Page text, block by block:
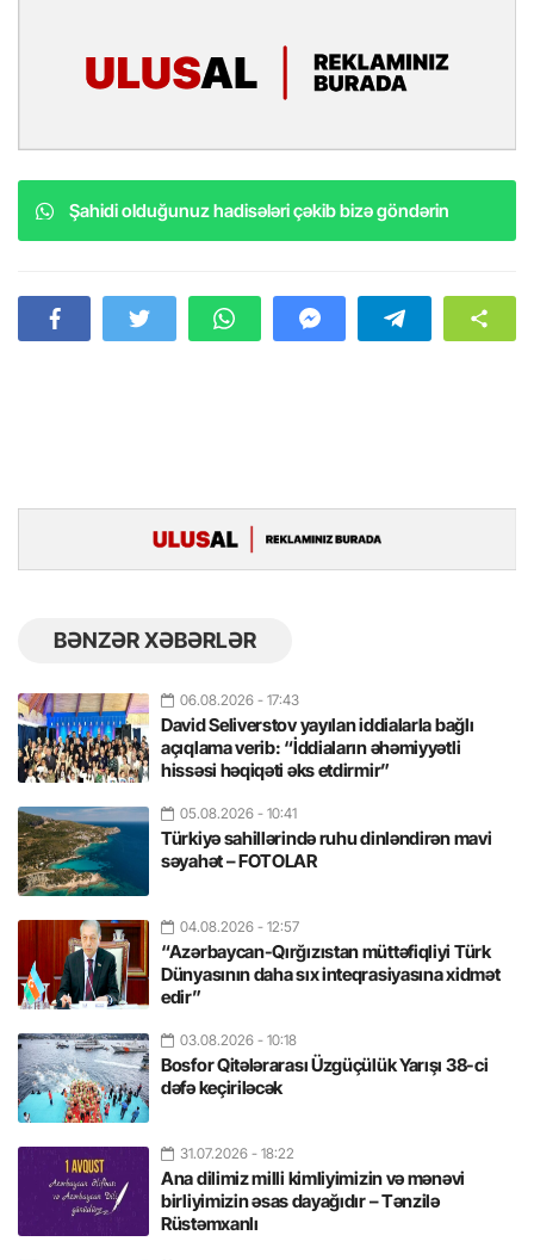
Şahidi olduğunuz hadisələri çəkib bizə göndərin
BƏNZƏR XƏBƏRLƏR
06.08.2026 - 17:43
David Seliverstov yayılan iddialarla bağlı
açıqlama verib: “İddiaların əhəmiyyətli
hissəsi həqiqəti əks etdirmir”
05.08.2026 - 10:41
Türkiyə sahillərində ruhu dinləndirən mavi
səyahət – FOTOLAR
04.08.2026 - 12:57
“Azərbaycan-Qırğızıstan müttəfiqliyi Türk
Dünyasının daha sıx inteqrasiyasına xidmət
edir”
03.08.2026 - 10:18
Bosfor Qitələrarası Üzgüçülük Yarışı 38-ci
dəfə keçiriləcək
31.07.2026 - 18:22
Ana dilimiz milli kimliyimizin və mənəvi
birliyimizin əsas dayağıdır – Tənzilə
Rüstəmxanlı